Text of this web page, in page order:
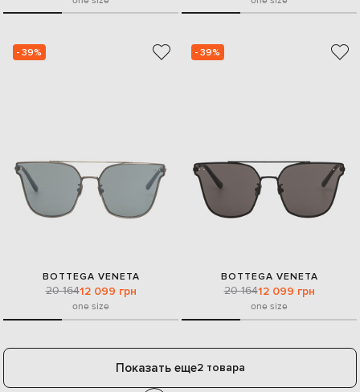
- 39%
BOTTEGA VENETA
20 16412 099 грн
one size
- 39%
BOTTEGA VENETA
20 16412 099 грн
one size
Показать еще2 товара